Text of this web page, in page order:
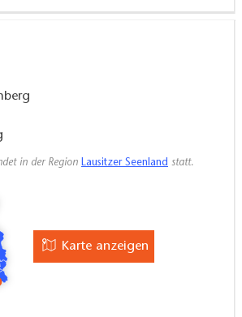
in der Region Lausitzer Seenland statt.
Karte anzeigen